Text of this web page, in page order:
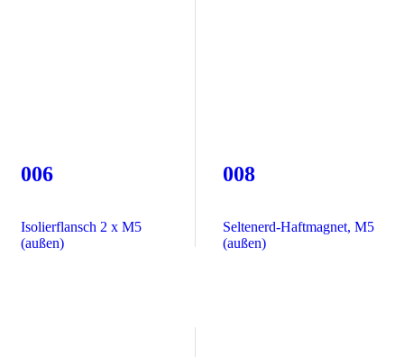
006
Isolierflansch 2 x M5
(außen)
008
Seltenerd-Haftmagnet, M5
(außen)